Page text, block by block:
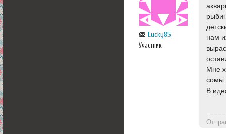
Lucky85
Участник
нам
Мне
сомы
В